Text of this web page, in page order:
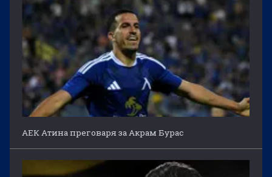
АЕК Атина преговаря за Акрам Бурас